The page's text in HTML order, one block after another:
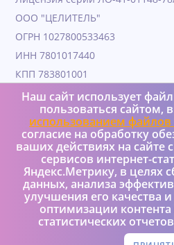
Наш сайт использует
пользоваться сайтом,
использованием файлов
согласие на обработку
ваших действиях на
сервисов интернет-
Яндекс.Метрику, в целях
данных, анализа
улучшения его качества
оптимизации
статистических
ООО "ЦЕЛИТЕЛЬ"
ОГРН 1027800533463
ИНН 7801017440
КПП 783801001
Дата образования 04.11.1991
Юридический адрес 190000,
Гороховая, д. 25, литера а, пом
+7 (950) 037-08-73
Реализация и интеграция –
Политика конфиденциальности